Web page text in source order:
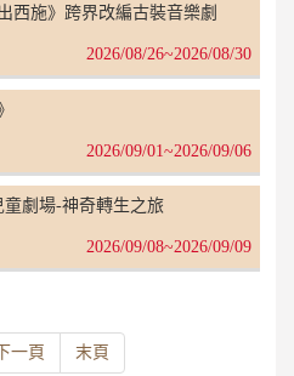
西施》跨界改編古裝音樂劇
2026/08/26~2026/08/30
2026/09/01~2026/09/06
童劇場-神奇轉生之旅
2026/09/08~2026/09/09
一頁 末頁